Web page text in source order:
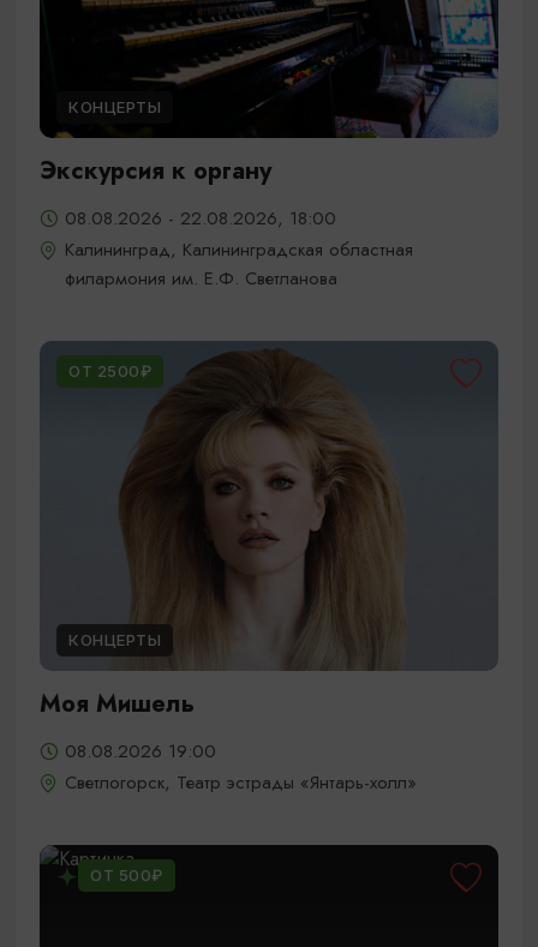
КОНЦЕРТЫ
Экскурсия к органу
08.08.2026 - 22.08.2026, 18:00
Калининград, Калининградская областная
филармония им. Е.Ф. Светланова
ОТ 2500₽
КОНЦЕРТЫ
Моя Мишель
08.08.2026 19:00
Светлогорск, Театр эстрады «Янтарь-холл»
ОТ 500₽